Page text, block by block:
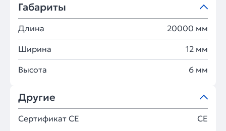
Габариты
Длина 20000 мм
Ширина 12 мм
Высота 6 мм
Другие
Сертификат CE CE